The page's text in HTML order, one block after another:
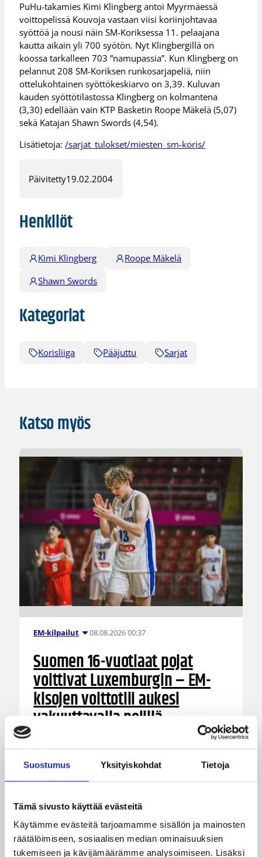
Suostumus Yksityiskohdat Tietoja
Tämä sivusto käyttää evästeitä
Käytämme evästeitä tarjoamamme sisällön ja mainosten
räätälöimiseen, sosiaalisen median ominaisuuksien
tukemiseen ja kävijämäärämme analysoimiseen. Lisäksi
PuHu-takamies Kimi Klingberg antoi Myyrmäessä
voittopelissä Kouvoja vastaan viisi koriinjohtavaa
syöttöä ja nousi näin SM-Koriksessa 11. pelaajana
kautta aikain yli 700 syötön. Nyt Klingbergillä on
koossa tarkalleen 703 ”namupassia”. Kun Klingberg on
pelannut 208 SM-Koriksen runkosarjapeliä, niin
ottelukohtainen syöttökeskiarvo on 3,39. Kuluvan
kauden syöttötilastossa Klingberg on kolmantena
(3,30) edellään vain KTP Basketin Roope Mäkelä (5,07)
sekä Katajan Shawn Swords (4,54).
Lisätietoja:/sarjat_tulokset/miesten_sm-koris/
Päivitetty19.02.2004
Henkilöt
Kimi Klingberg
Roope Mäkelä
Shawn Swords
Kategoriat
Korisliiga Pääjuttu Sarjat
Katso myös
EM-kilpailut 08.08.2026 00:37
Suomen 16-vuotiaat pojat
voittivat Luxemburgin – EM-
kisojen voittotili aukesi
vakuuttavalla pelillä
Suomen 16-vuotiaat pojat ottivat vakuuttavan
85–45-voiton Luxemburgista B-divisioonan EM-
Suomen aikaa.